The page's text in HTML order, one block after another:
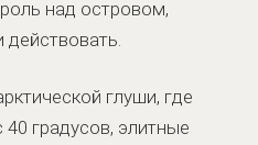
над островом,
глуши, где
градусов, элитные